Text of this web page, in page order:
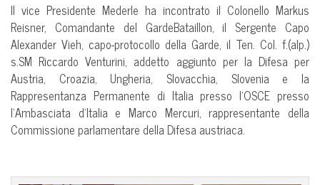
Il vice Presidente Mederle ha incontrato il Colonello Markus
Reisner, Comandante del GardeBataillon, il Sergente Capo
Alexander Vieh, capo-protocollo della Garde, il Ten. Col. f.(alp.)
s.SM Riccardo Venturini, addetto aggiunto per la Difesa per
Austria, Croazia, Ungheria, Slovacchia, Slovenia e la
Rappresentanza Permanente di Italia presso l’OSCE presso
l’Ambasciata d’Italia e Marco Mercuri, rappresentante della
Commissione parlamentare della Difesa austriaca.